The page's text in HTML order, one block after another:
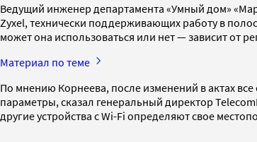
Ведущий инженер департамента «Умный дом»
Zyxel, технически поддерживающих работу в
может она использоваться или нет — зависит от
Материал по теме
По мнению Корнеева, после изменений в актах
параметры, сказал генеральный директор
другие устройства с Wi-Fi определяют свое